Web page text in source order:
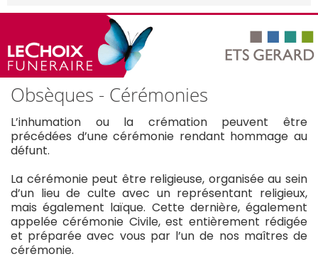
Obsèques - Cérémonies
L’inhumation ou la crémation peuvent être
précédées d’une cérémonie rendant hommage au
défunt.
La cérémonie peut être religieuse, organisée au sein
d’un lieu de culte avec un représentant religieux,
mais également laïque. Cette dernière, également
appelée cérémonie Civile, est entièrement rédigée
et préparée avec vous par l’un de nos maîtres de
cérémonie.